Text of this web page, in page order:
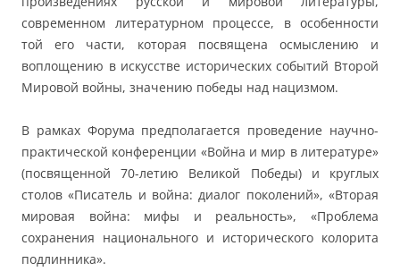
современном литературном процессе, в особенности
той его части, которая посвящена осмыслению и
воплощению в искусстве исторических событий Второй
Мировой войны, значению победы над нацизмом.
В рамках Форума предполагается проведение научно-
практической конференции «Война и мир в литературе»
(посвященной 70-летию Великой Победы) и круглых
столов «Писатель и война: диалог поколений», «Вторая
мировая война: мифы и реальность», «Проблема
сохранения национального и исторического колорита
подлинника».